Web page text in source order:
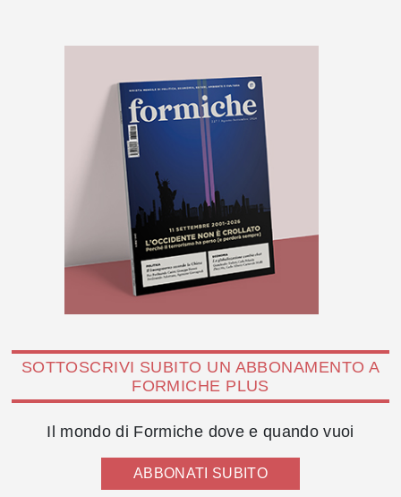
SOTTOSCRIVI SUBITO UN ABBONAMENTO A
FORMICHE PLUS
Il mondo di Formiche dove e quando vuoi
ABBONATI SUBITO